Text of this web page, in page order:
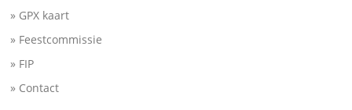
» GPX kaart
» Feestcommissie
» FIP
» Contact